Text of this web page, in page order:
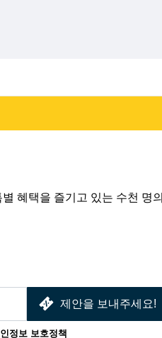
혜택을 즐기고 있는 수천 명의
제안을 보내주세요!
정보 보호정책